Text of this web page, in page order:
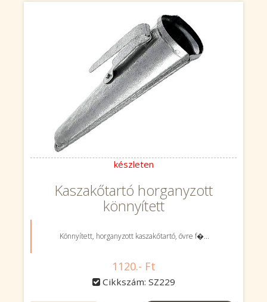
készleten
Kaszakőtartó horganyzott
könnyített
Könnyített, horganyzott kaszakőtartó, övre f�...
1120.- Ft
Cikkszám: SZ229